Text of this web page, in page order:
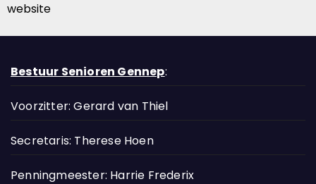
website
Bestuur Senioren Gennep:
Voorzitter: Gerard van Thiel
Secretaris: Therese Hoen
Penningmeester: Harrie Frederix